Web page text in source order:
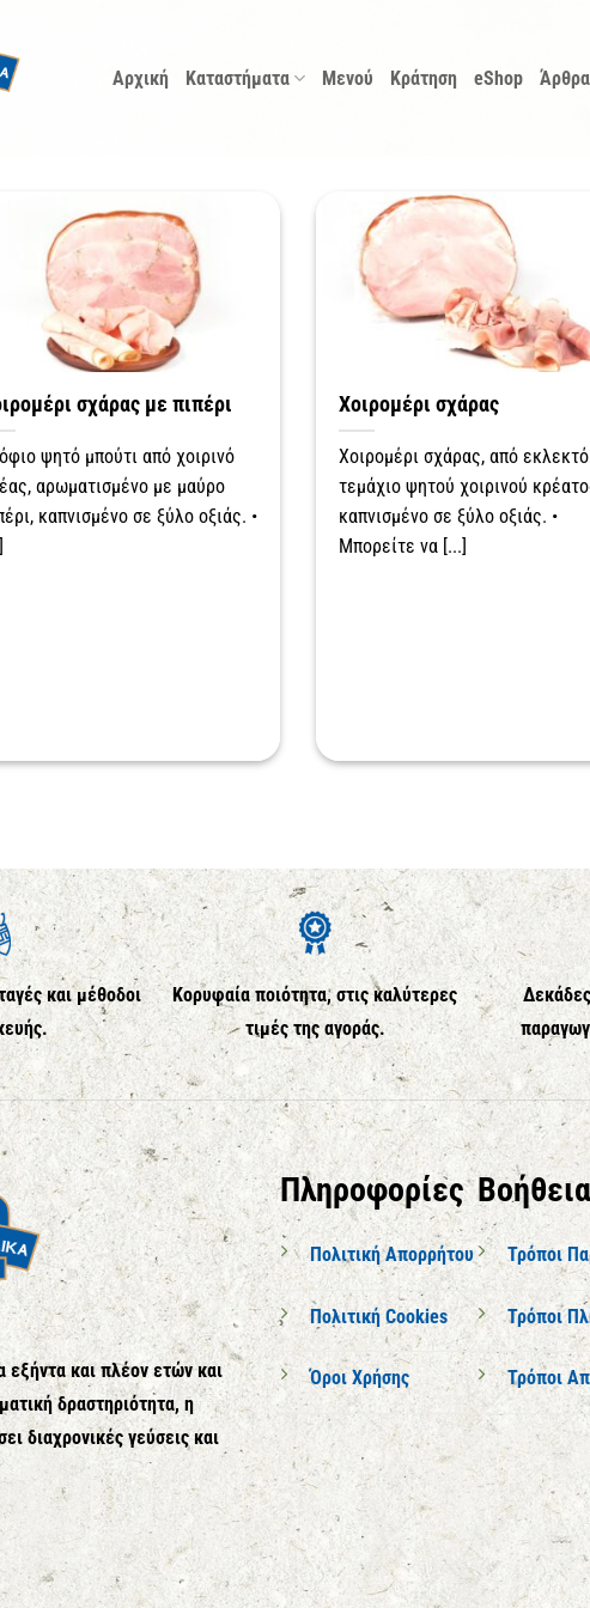
Αρχική Καταστήματα Μενού Κράτηση eShop Άρθρα
σχάρας με πιπέρι
ψητό μπούτι από χοιρινό
αρωματισμένο με μαύρο
καπνισμένο σε ξύλο οξιάς. •
Χοιρομέρι σχάρας
Χοιρομέρι σχάρας, από εκλεκτό
τεμάχιο ψητού χοιρινού
καπνισμένο σε ξύλο οξιάς. •
Μπορείτε να [...]
και μέθοδοι
Κορυφαία ποιότητα, στις καλύτερες
τιμές της αγοράς.
εξήντα και πλέον ετών και
δραστηριότητα, η
διαχρονικές γεύσεις και
Πληροφορίες
Πολιτική Απορρήτου
Πολιτική Cookies
Όροι Χρήσης
Βοήθεια
Τρόποι
Τρόποι
Τρόποι